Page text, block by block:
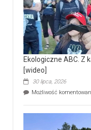
Ekologiczne ABC. Z
[wideo]
30 lipca, 2026
Możliwość